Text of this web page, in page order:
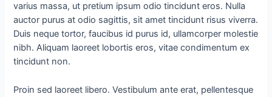
varius massa, ut pretium ipsum odio tincidunt eros. Nulla
auctor purus at odio sagittis, sit amet tincidunt risus viverra.
Duis neque tortor, faucibus id purus id, ullamcorper molestie
nibh. Aliquam laoreet lobortis eros, vitae condimentum ex
tincidunt non.
Proin sed laoreet libero. Vestibulum ante erat, pellentesque